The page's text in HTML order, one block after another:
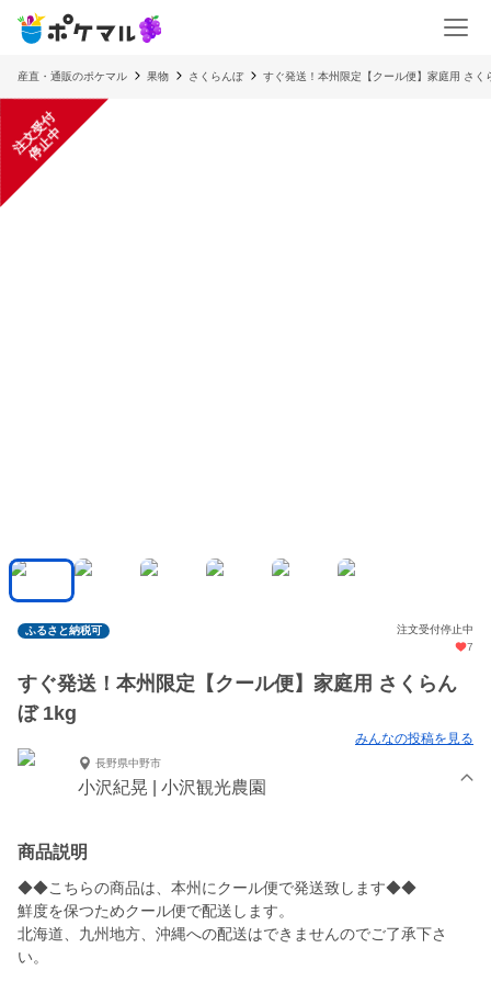
産直・通販のポケマル 果物 さくらんぼ すぐ発送！本州限定【クール便】家庭用 さく
注
文
受
付
停
止
中
ふるさと納税可
注文受付停止中
7
すぐ発送！本州限定【クール便】家庭用 さくらん
ぼ 1kg
みんなの投稿を見る
長野県中野市
小沢紀晃 | 小沢観光農園
商品説明
◆◆こちらの商品は、本州にクール便で発送致します◆◆
鮮度を保つためクール便で配送します。
北海道、九州地方、沖縄への配送はできませんのでご了承下さ
い。